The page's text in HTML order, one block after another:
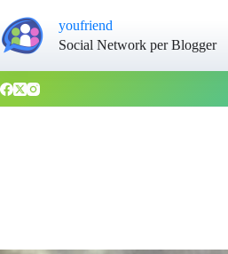
youfriend
Social Network per Blogger